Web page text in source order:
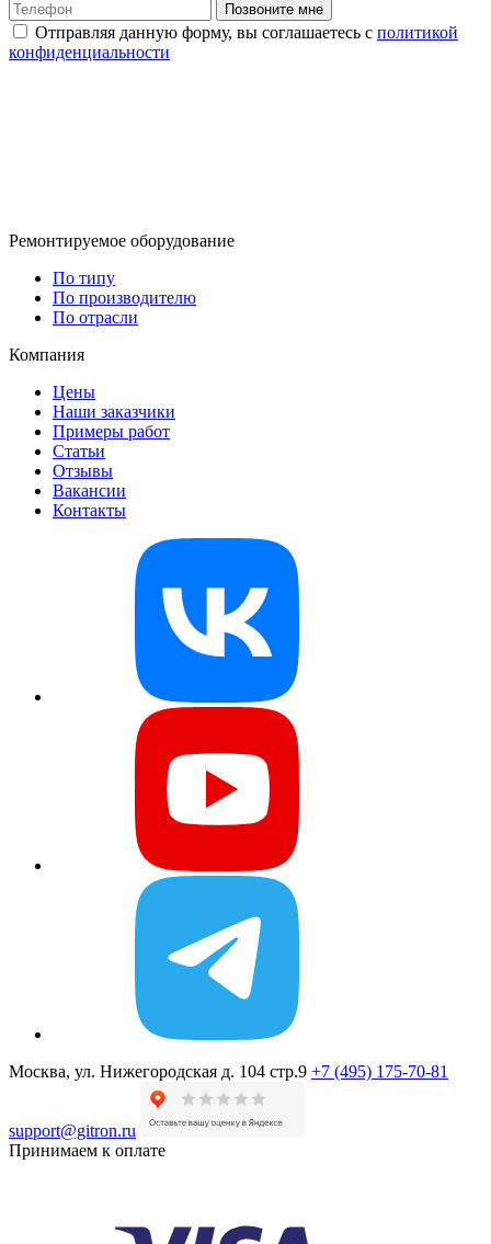
Позвоните мне
Отправляя данную форму, вы соглашаетесь с политикой
конфиденциальности
Ремонтируемое оборудование
По типу
По производителю
По отрасли
Компания
Цены
Наши заказчики
Примеры работ
Статьи
Отзывы
Вакансии
Контакты
Москва, ул. Нижегородская д. 104 стр.9 +7 (495) 175-70-81
support@gitron.ru
Принимаем к оплате